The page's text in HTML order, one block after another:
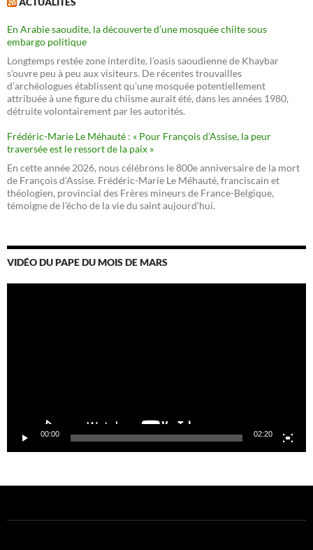
En Arabie saoudite, la découverte d’une mosquée chiite sous
embargo politique
Longtemps restée zone interdite, l’oasis saoudienne de Khaybar
s’ouvre peu à peu aux visiteurs. De récentes trouvailles
d’archéologues établissent qu’une mosquée potentiellement
attribuée à une figure du chiisme aurait été, dans les années 1980,
détruite volontairement par les autorités.
Frédéric-Marie Le Méhauté : « Pour François d’Assise, la peur
traversée est le ressort de la paix »
En cette année 2026, nous célébrons le 800e anniversaire de la mort
de François d’Assise. Frédéric-Marie Le Méhauté, franciscain et
théologien, provincial des Frères mineurs de France-Belgique,
témoigne de l’écho de la vie du saint aujourd’hui.
VIDÉO DU PAPE DU MOIS DE MARS
00:00 02:20